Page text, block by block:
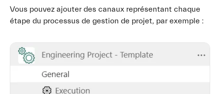
Vous pouvez ajouter des canaux représentant chaque
étape du processus de gestion de projet, par exemple :